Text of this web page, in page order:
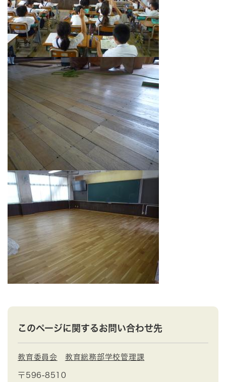
このページに関するお問い合わせ先
教育委員会 教育総務部学校管理課
〒596-8510